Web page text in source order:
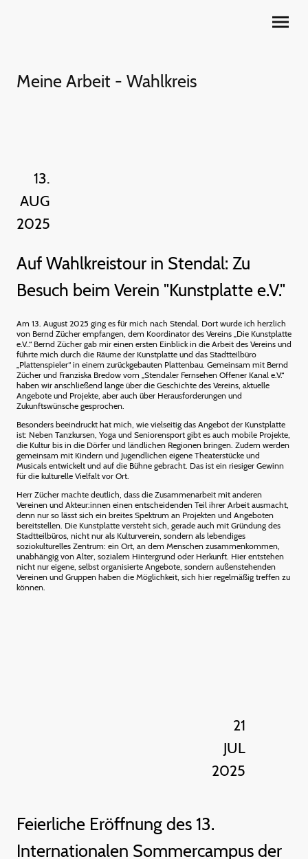
Meine Arbeit - Wahlkreis
13.
AUG
2025
Auf Wahlkreistour in Stendal: Zu
Besuch beim Verein "Kunstplatte e.V."
Am 13. August 2025 ging es für mich nach Stendal. Dort wurde ich herzlich
von Bernd Zücher empfangen, dem Koordinator des Vereins „Die Kunstplatte
e.V..“ Bernd Zücher gab mir einen ersten Einblick in die Arbeit des Vereins und
führte mich durch die Räume der Kunstplatte und das Stadtteilbüro
„Plattenspieler“ in einem zurückgebauten Plattenbau. Gemeinsam mit Bernd
Zücher und Franziska Bredow vom „Stendaler Fernsehen Offener Kanal e.V.“
haben wir anschließend lange über die Geschichte des Vereins, aktuelle
Angebote und Projekte, aber auch über Herausforderungen und
Zukunftswünsche gesprochen.
Besonders beeindruckt hat mich, wie vielseitig das Angebot der Kunstplatte
ist: Neben Tanzkursen, Yoga und Seniorensport gibt es auch mobile Projekte,
die Kultur bis in die Dörfer und ländlichen Regionen bringen. Zudem werden
gemeinsam mit Kindern und Jugendlichen eigene Theaterstücke und
Musicals entwickelt und auf die Bühne gebracht. Das ist ein riesiger Gewinn
für die kulturelle Vielfalt vor Ort.
Herr Zücher machte deutlich, dass die Zusammenarbeit mit anderen
Vereinen und Akteur:innen einen entscheidenden Teil ihrer Arbeit ausmacht,
denn nur so lässt sich ein breites Spektrum an Projekten und Angeboten
bereitstellen. Die Kunstplatte versteht sich, gerade auch mit Gründung des
Stadtteilbüros, nicht nur als Kulturverein, sondern als lebendiges
soziokulturelles Zentrum: ein Ort, an dem Menschen zusammenkommen,
unabhängig von Alter, sozialem Hintergrund oder Herkunft. Hier entstehen
nicht nur eigene, selbst organisierte Angebote, sondern außenstehenden
Vereinen und Gruppen haben die Möglichkeit, sich hier regelmäßig treffen zu
können.
21
JUL
2025
Feierliche Eröffnung des 13.
Internationalen Sommercampus der